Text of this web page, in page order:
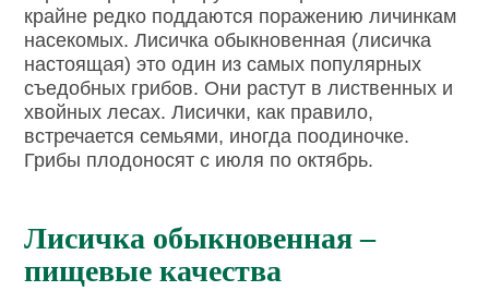
крайне редко поддаются поражению личинкам
насекомых. Лисичка обыкновенная (лисичка
настоящая) это один из самых популярных
съедобных грибов. Они растут в лиственных и
хвойных лесах. Лисички, как правило,
встречается семьями, иногда поодиночке.
Грибы плодоносят с июля по октябрь.
Лисичка обыкновенная –
пищевые качества